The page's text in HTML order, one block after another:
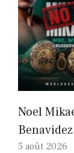
Noel
5 août 2026